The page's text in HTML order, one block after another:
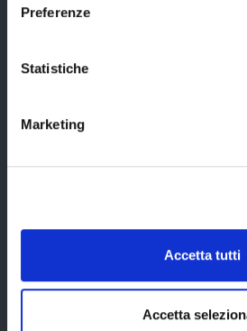
Preferenze
Statistiche
Marketing
Accetta tutti
Accetta
Ufficio Associato del Contenzioso
(UAC)
Cerca persone
La Provincia informa